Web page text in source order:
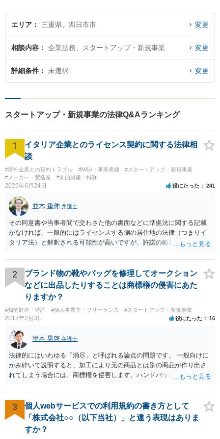
エリア 三重県、四日市市 変更
相談内容 企業法務、スタートアップ・新規事業 変更
詳細条件 未選択 変更
スタートアップ・新規事業の法律Q&Aランキング
1
イタリア企業とのライセンス契約に関する法律相
談
#海外企業との契約トラブル #M&A・事業承継
#スタートアップ・新規事業
#メーカー・製造業
#知的財産・特許
2025年6月24日 役にたった 241
並木 重伸 弁護士
その同意書や当事者間で交わさた他の書面などに準拠法に関する記載
がなければ、一般的にはライセンスする側の居住地の法律（つまりイ
タリア法）と解釈される可能性が高いですが、許諾の範囲が日本国内
あります。 なお、仮に日本法になるとしても、新しい会社との間で契
約が有効かどうかは、ライセンスされた権利の種類（著作権、商標
権、特許権など）や契約の時期などを見て判断する必要があります。
いずれにせよ具体的事情が分からないと確定的な回答は難しいと思わ
れますので、弁護士に直接相談されることをお勧めします。
2
ブランド物の靴やバッグを修理してオークション
などに出品したりすることは商標権の侵害にあた
りますか？
#知的財産・特許 #個人事業主・フリーランス #スタートアップ・新規事業
2018年2月3日 役にたった 16
甲本 晃啓 弁護士
法律的にはいわゆる「消尽」と呼ばれる論点の問題です。 一般向けに
かみ砕いて説明すると、加工により元の商品とは別の商品が作り出さ
れてしまう場合には、商標権を侵害します。ハンドバッグをポーチに
ための加工（一般にいう修理）は、商標権を侵害しません。 商標権者
は、その商品を売ったときに対価を回収しているので、商標権は用い
尽くされている（用尽、消尽といいます。）と解釈されます。他方
で、商標権者の預かり知らないところで、販売した商品から別の商品
（コピー品やリメイク品）が作りだされてしまうと、その商品が仮に
3
個人webサービスでの利用規約の書き方として
「株式会社○○（以下当社）」と違う表現はありま
すか？